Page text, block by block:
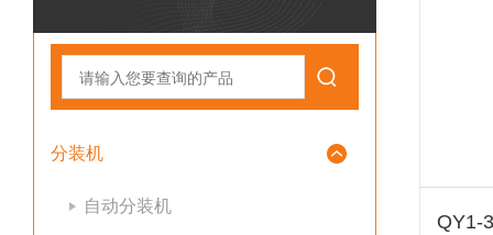
分装机
自动分装机
QY1-